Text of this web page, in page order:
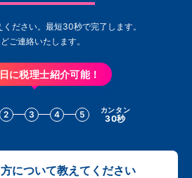
ださい。最短30秒で完了します。
ご連絡いたします。
に税理士紹介可能！
2 3 4 5 カンタン
30秒
について教えてください